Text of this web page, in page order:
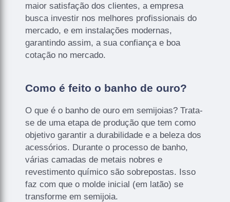
maior satisfação dos clientes, a empresa
busca investir nos melhores profissionais do
mercado, e em instalações modernas,
garantindo assim, a sua confiança e boa
cotação no mercado.
Como é feito o banho de ouro?
O que é o banho de ouro em semijoias? Trata-
se de uma etapa de produção que tem como
objetivo garantir a durabilidade e a beleza dos
acessórios. Durante o processo de banho,
várias camadas de metais nobres e
revestimento químico são sobrepostas. Isso
faz com que o molde inicial (em latão) se
transforme em semijoia.